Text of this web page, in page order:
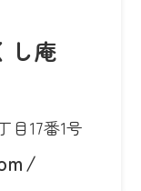
庵
17番1号